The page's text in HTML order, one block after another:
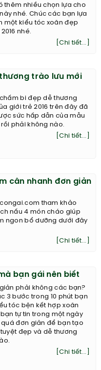
thêm nhiều chọn lựa cho
nhé. Chúc các bạn lựa
một kiểu tóc xoăn đẹp
nhé.
[Chi tiết...]
trào lưu mới
bi đẹp dễ thương
giới trẻ 2016 trên đây đã
sức hấp dẫn của mẫu
phải không nào.
[Chi tiết...]
cân nhanh đơn giản
tham khảo
nấu 4 món cháo giúp
ngon bổ dưỡng dưới đây
[Chi tiết...]
bạn gái nên biết
phải không các bạn?
3 bước trong 10 phút bạn
tóc bện kết hợp xoăn
tự tin trong một ngày
quá đơn giản để bạn tạo
đẹp và dễ thương
[Chi tiết...]